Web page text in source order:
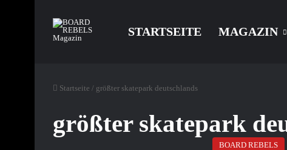
STARTSEITE MAGAZIN
Startseite / größter skatepark deutschlands
größter skatepark
BOARD REBELS